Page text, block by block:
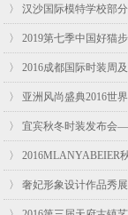
〉 汉沙国际模特学校部
〉 2019第七季中国好猫
〉 2016成都国际时装周
〉 亚洲风尚盛典2016世
〉 宜宾秋冬时装发布会
〉
〉 奢妃形象设计作品秀